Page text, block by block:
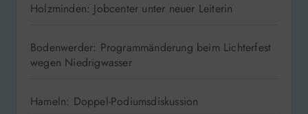
Holzminden: Jobcenter unter neuer Leiterin
Bodenwerder: Programmänderung beim Lichterfest
wegen Niedrigwasser
Hameln: Doppel-Podiumsdiskussion